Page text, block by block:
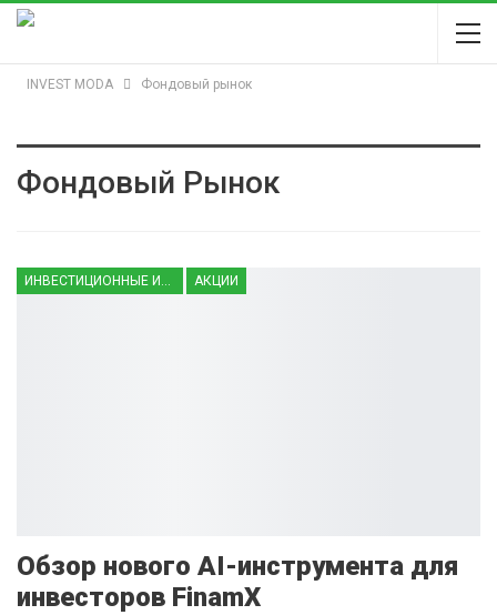
INVEST MODA Фондовый рынок
Фондовый Рынок
ИНВЕСТИЦИОННЫЕ ИНСТРУМЕНТЫ АКЦИИ
Обзор нового AI-инструмента для
инвесторов FinamX